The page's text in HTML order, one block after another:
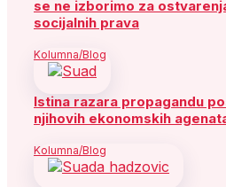
se ne izborimo za
socijalnih prava
Kolumna/Blog
Istina razara propagandu
njihovih ekonomskih
Kolumna/Blog